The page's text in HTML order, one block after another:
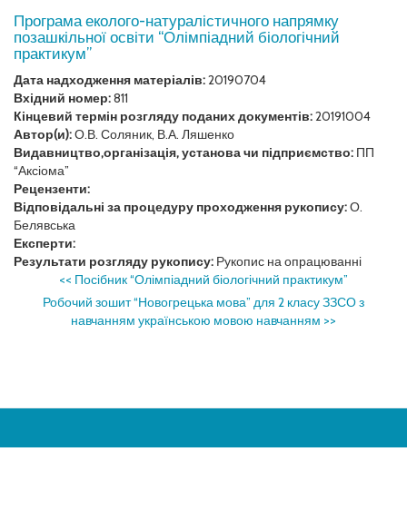
Програма еколого-натуралістичного напрямку
позашкільної освіти “Олімпіадний біологічний
практикум”
Дата надходження матеріалів:20190704
Вхідний номер:811
Кінцевий термін розгляду поданих документів:20191004
Автор(и):О.В. Соляник, В.А. Ляшенко
Видавництво,організація, установа чи підприємство: ПП
“Аксіома”
Рецензенти:
Відповідальні за процедуру проходження рукопису:О.
Белявська
Експерти:
Результати розгляду рукопису: Рукопис на опрацюванні
<< Посібник “Олімпіадний біологічний практикум”
Робочий зошит “Новогрецька мова” для 2 класу ЗЗСО з
навчанням українською мовою навчанням >>